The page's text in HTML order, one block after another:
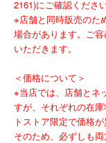
2161)にご確認ください
※店舗と同時販売のた
場合があります。ご
いただきます。
＜価格について＞
※当店では、店舗とネ
すが、それぞれの在
トストア限定で価格
そのため、必ずしも